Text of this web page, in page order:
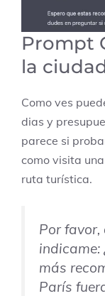
Prompt
la
Como ves
dias y
parece si
como visita
ruta turística.
Por
indicame:
más
París